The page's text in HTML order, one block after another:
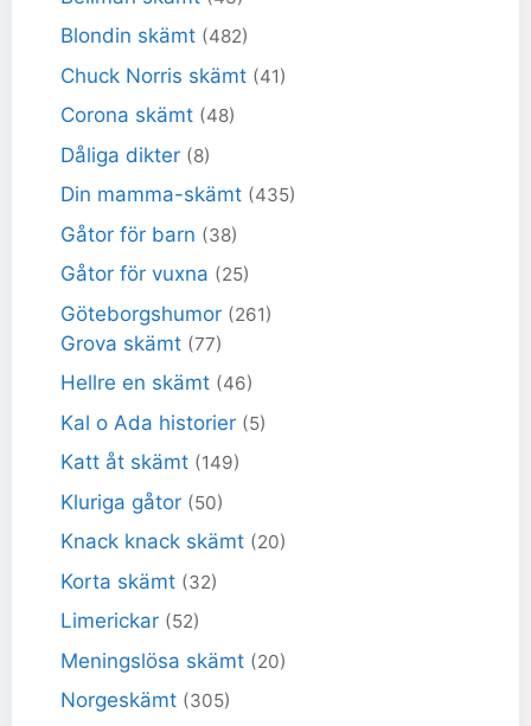
Blondin skämt (482)
Chuck Norris skämt (41)
Corona skämt (48)
Dåliga dikter (8)
Din mamma-skämt (435)
Gåtor för barn (38)
Gåtor för vuxna (25)
Göteborgshumor (261)
Grova skämt (77)
Hellre en skämt (46)
Kal o Ada historier (5)
Katt åt skämt (149)
Kluriga gåtor (50)
Knack knack skämt (20)
Korta skämt (32)
Limerickar (52)
Meningslösa skämt (20)
Norgeskämt (305)